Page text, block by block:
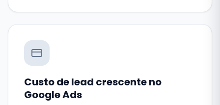
Custo de lead crescente no
Google Ads